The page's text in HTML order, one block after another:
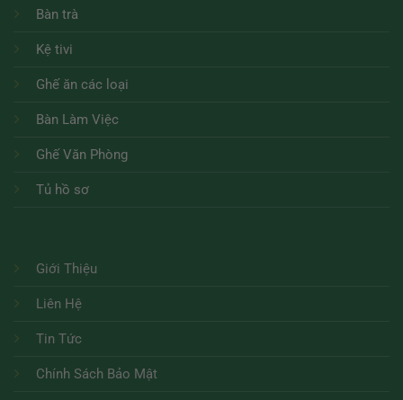
Bàn trà
Kệ tivi
Ghế ăn các loại
Bàn Làm Việc
Ghế Văn Phòng
Tủ hồ sơ
Giới Thiệu
Liên Hệ
Tin Tức
Chính Sách Bảo Mật